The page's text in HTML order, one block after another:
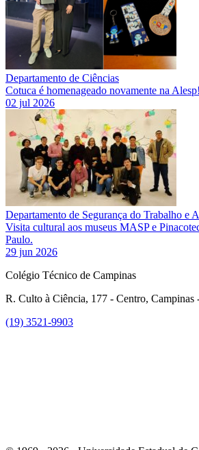
Departamento de Ciências
Cotuca é homenageado novamente na Alesp!
02 jul 2026
Departamento de Segurança do Trabalho e
Visita cultural aos museus MASP e
Paulo.
29 jun 2026
Colégio Técnico de Campinas
R. Culto à Ciência, 177 - Centro, Campinas
(19) 3521-9903